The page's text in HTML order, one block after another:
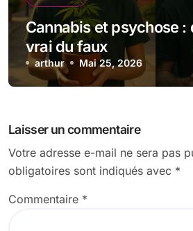
Cannabis et psychose :
vrai du faux
arthur Mai 25, 2026
Laisser un commentaire
Votre adresse e-mail ne sera pas
obligatoires sont indiqués avec *
Commentaire *